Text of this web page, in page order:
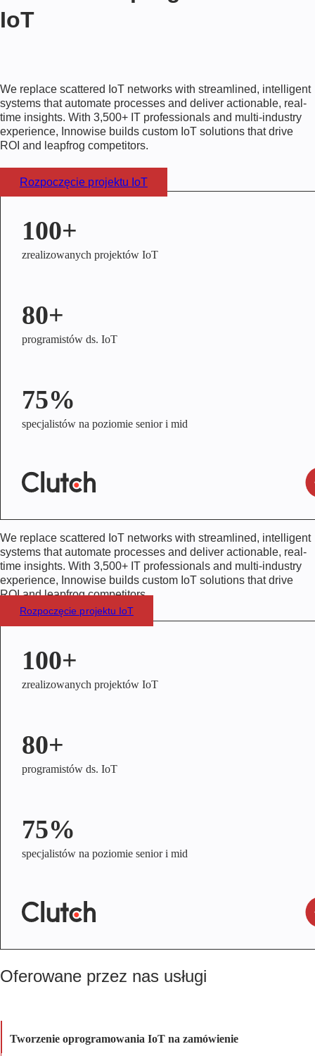
IoT
We replace scattered IoT networks with streamlined, intelligent
systems that automate processes and deliver actionable, real-
time insights. With 3,500+ IT professionals and multi-industry
experience, Innowise builds custom IoT solutions that drive
ROI and leapfrog competitors.
Rozpoczęcie projektu IoT
100+
zrealizowanych projektów IoT
80+
programistów ds. IoT
75%
specjalistów na poziomie senior i mid
We replace scattered IoT networks with streamlined, intelligent
systems that automate processes and deliver actionable, real-
time insights. With 3,500+ IT professionals and multi-industry
experience, Innowise builds custom IoT solutions that drive
ROI and leapfrog competitors.
Rozpoczęcie projektu IoT
100+
zrealizowanych projektów IoT
80+
programistów ds. IoT
75%
specjalistów na poziomie senior i mid
Oferowane przez nas usługi
Tworzenie oprogramowania IoT na zamówienie